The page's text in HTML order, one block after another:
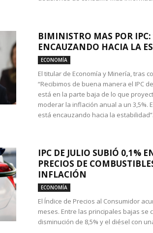
BIMINISTRO MAS POR
ENCAUZANDO HACIA LA
ECONOMÍA
El titular de Economía y Minería, tras
“Recibimos de buena manera el IPC
está en la parte baja de lo que
moderar la inflación anual a un 3,5%.
está encauzando hacia la estabilidad”.
IPC DE JULIO SUBIÓ 0,1%
PRECIOS DE
INFLACIÓN
ECONOMÍA
El Índice de Precios al Consumidor
meses. Entre las principales bajas se
disminución de 8,5% y el diésel con